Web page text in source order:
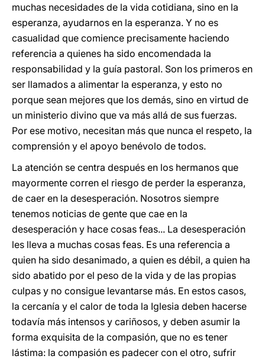
muchas necesidades de la vida cotidiana, sino en la
esperanza, ayudarnos en la esperanza. Y no es
casualidad que comience precisamente haciendo
referencia a quienes ha sido encomendada la
responsabilidad y la guía pastoral. Son los primeros en
ser llamados a alimentar la esperanza, y esto no
porque sean mejores que los demás, sino en virtud de
un ministerio divino que va más allá de sus fuerzas.
Por ese motivo, necesitan más que nunca el respeto, la
comprensión y el apoyo benévolo de todos.
La atención se centra después en los hermanos que
mayormente corren el riesgo de perder la esperanza,
de caer en la desesperación. Nosotros siempre
tenemos noticias de gente que cae en la
desesperación y hace cosas feas... La desesperación
les lleva a muchas cosas feas. Es una referencia a
quien ha sido desanimado, a quien es débil, a quien ha
sido abatido por el peso de la vida y de las propias
culpas y no consigue levantarse más. En estos casos,
la cercanía y el calor de toda la Iglesia deben hacerse
todavía más intensos y cariñosos, y deben asumir la
forma exquisita de la compasión, que no es tener
lástima: la compasión es padecer con el otro, sufrir